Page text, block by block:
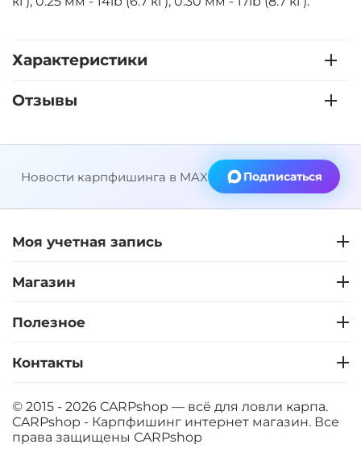
Характеристики
Отзывы
Новости карпфишинга в MAX Подписаться
Моя учетная запись
Магазин
Полезное
Контакты
© 2015 - 2026 CARPshop — всё для ловли карпа.
CARPshop - Карпфишинг интернет магазин. Все
права защищены CARPshop